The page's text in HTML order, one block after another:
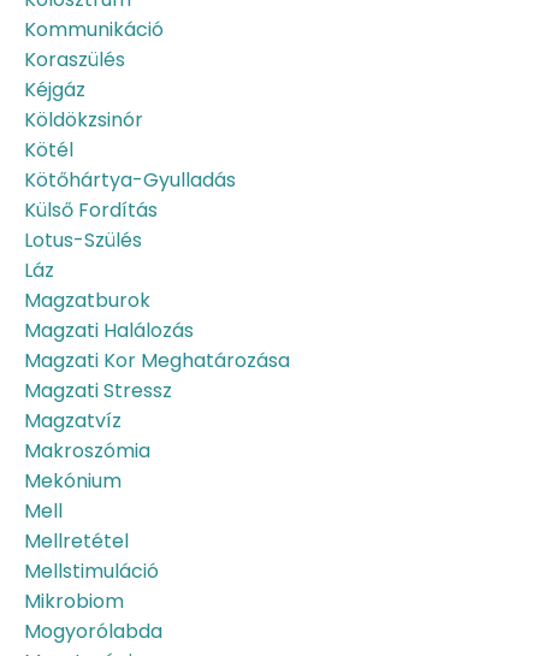
Kommunikáció
Koraszülés
Kéjgáz
Köldökzsinór
Kötél
Kötőhártya-Gyulladás
Külső Fordítás
Lotus-Szülés
Láz
Magzatburok
Magzati Halálozás
Magzati Kor Meghatározása
Magzati Stressz
Magzatvíz
Makroszómia
Mekónium
Mell
Mellretétel
Mellstimuláció
Mikrobiom
Mogyorólabda